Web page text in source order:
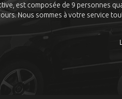
est composée de 9 personnes
Nous sommes à votre service